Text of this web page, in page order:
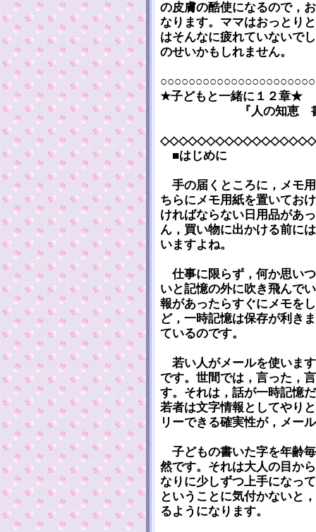
の皮膚の酷使になるので，
なります。ママはおっとり
はそんなに疲れていないで
のせいかもしれません。
★子どもと一緒に１２章★
『人の知恵
■はじめに
手の届くところに，メモ
ちらにメモ用紙を置いてお
ければならない日用品があ
ん，買い物に出かける前に
いますよね。
仕事に限らず，何か思い
いと記憶の外に吹き飛んで
報があったらすぐにメモを
ど，一時記憶は保存が利き
ているのです。
若い人がメールを使いま
です。世間では，言った，
す。それは，話が一時記憶
若者は文字情報としてやり
リーできる確実性が，メー
子どもの書いた字を年齢
然です。それは大人の目か
なりに少しずつ上手になっ
ということに気付かないと
るようになります。